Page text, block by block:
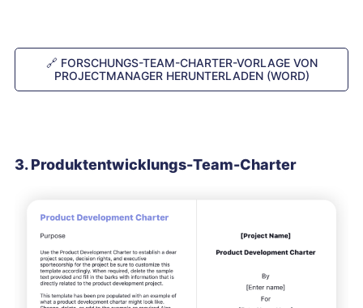
🔗FORSCHUNGS-TEAM-CHARTER-VORLAGE VON
PROJECTMANAGER HERUNTERLADEN (WORD)
3. Produktentwicklungs-Team-Charter